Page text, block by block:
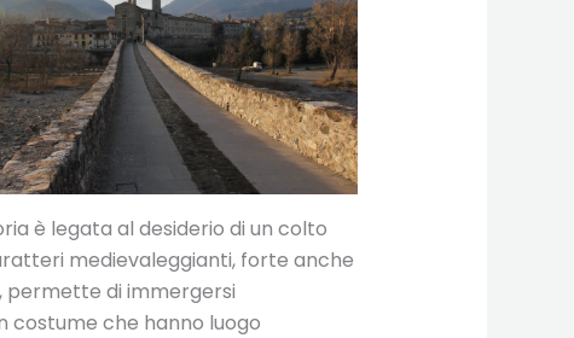
è legata al desiderio di un colto
medievaleggianti, forte anche
permette di immergersi
costume che hanno luogo